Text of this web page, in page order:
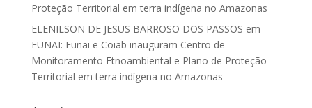
Proteção Territorial em terra indígena no Amazonas
ELENILSON DE JESUS BARROSO DOS PASSOS em
FUNAI: Funai e Coiab inauguram Centro de
Monitoramento Etnoambiental e Plano de Proteção
Territorial em terra indígena no Amazonas